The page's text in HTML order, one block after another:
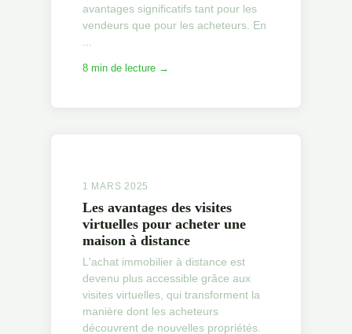
avantages significatifs tant pour les
vendeurs que pour les acheteurs. En
8 min de lecture →
1 MARS 2025
Les avantages des visites
virtuelles pour acheter une
maison à distance
L'achat immobilier à distance est
devenu plus accessible grâce aux
visites virtuelles, qui transforment la
manière dont les acheteurs
découvrent de nouvelles propriétés.